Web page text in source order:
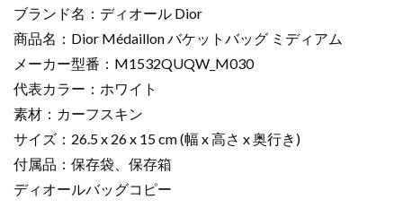
デ
ィ
ア
ム
ホ
ワ
イ
ト
M1532QUQW_M030
デ
ブランド名：ディオール Dior
商品名：Dior Médaillon バケットバッグ ミディアム
メーカー型番：M1532QUQW_M030
代表カラー：ホワイト
素材：カーフスキン
サイズ：26.5 x 26 x 15 cm (幅 x 高さ x 奥行き)
付属品：保存袋、保存箱
ディオールバッグコピー